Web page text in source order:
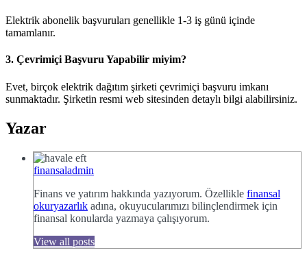
Elektrik abonelik başvuruları genellikle 1-3 iş günü içinde
tamamlanır.
3. Çevrimiçi Başvuru Yapabilir miyim?
Evet, birçok elektrik dağıtım şirketi çevrimiçi başvuru imkanı
sunmaktadır. Şirketin resmi web sitesinden detaylı bilgi alabilirsiniz.
Yazar
finansaladmin
Finans ve yatırım hakkında yazıyorum. Özellikle finansal
okuryazarlık adına, okuyucularımızı bilinçlendirmek için
finansal konularda yazmaya çalışıyorum.
View all posts